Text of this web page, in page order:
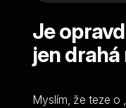
Je
jen
Myslím, že teze o